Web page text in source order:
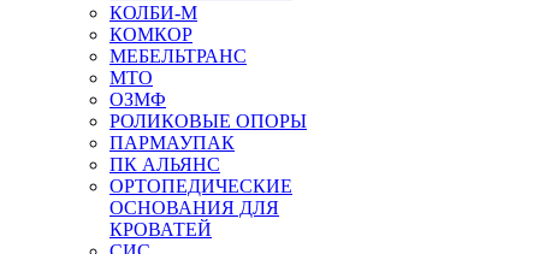
КОЛБИ-М
КОМКОР
МЕБЕЛЬТРАНС
MTO
ОЗМФ
РОЛИКОВЫЕ ОПОРЫ
ПАРМАУПАК
ПК АЛЬЯНС
ОРТОПЕДИЧЕСКИЕ
ОСНОВАНИЯ ДЛЯ
КРОВАТЕЙ